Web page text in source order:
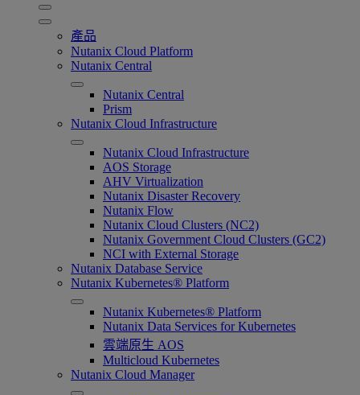
產品
Nutanix Cloud Platform
Nutanix Central
Nutanix Central
Prism
Nutanix Cloud Infrastructure
Nutanix Cloud Infrastructure
AOS Storage
AHV Virtualization
Nutanix Disaster Recovery
Nutanix Flow
Nutanix Cloud Clusters (NC2)
Nutanix Government Cloud Clusters (GC2)
NCI with External Storage
Nutanix Database Service
Nutanix Kubernetes® Platform
Nutanix Kubernetes® Platform
Nutanix Data Services for Kubernetes
雲端原生 AOS
Multicloud Kubernetes
Nutanix Cloud Manager